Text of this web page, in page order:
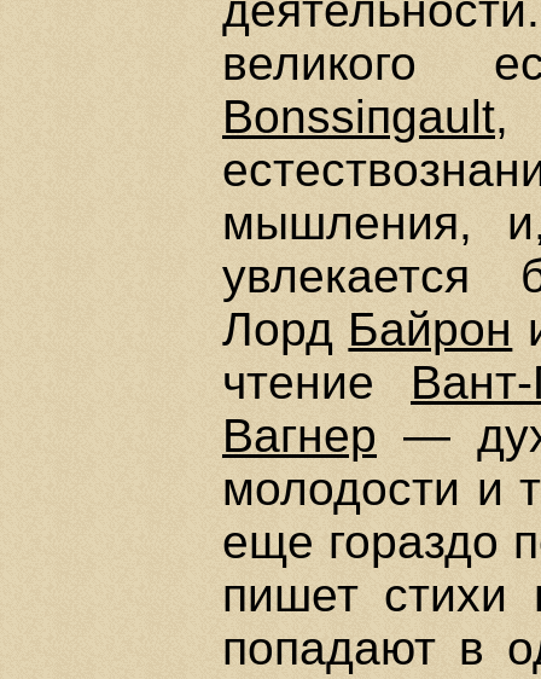
великого
Вonssiпgault,
мышления,
увлекается
Лорд Байрон
чтение
Вагнер —
молодости и
еще гораздо
пишет
попадают в